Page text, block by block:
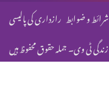
شرائط و ضوابط رازداری کی پالیسی